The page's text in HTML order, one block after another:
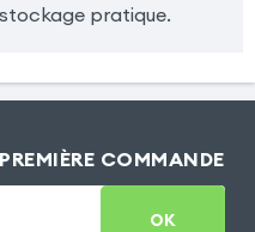
pratique.
COMMANDE
OK